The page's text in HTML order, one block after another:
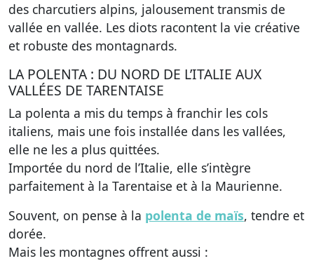
des charcutiers alpins, jalousement transmis de
vallée en vallée. Les diots racontent la vie créative
et robuste des montagnards.
LA POLENTA : DU NORD DE L’ITALIE AUX
VALLÉES DE TARENTAISE
La polenta a mis du temps à franchir les cols
italiens, mais une fois installée dans les vallées,
elle ne les a plus quittées.
Importée du nord de l’Italie, elle s’intègre
parfaitement à la Tarentaise et à la Maurienne.
Souvent, on pense à la polenta de maïs, tendre et
dorée.
Mais les montagnes offrent aussi :